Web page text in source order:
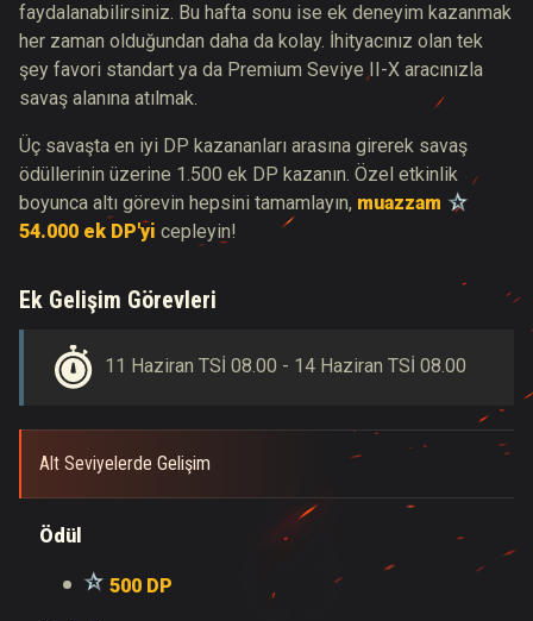
faydalanabilirsiniz. Bu hafta sonu ise ek deneyim kazanmak
her zaman olduğundan daha da kolay. İhityacınız olan tek
şey favori standart ya da Premium Seviye II-X aracınızla
savaş alanına atılmak.
Üç savaşta en iyi DP kazananları arasına girerek savaş
ödüllerinin üzerine 1.500 ek DP kazanın. Özel etkinlik
boyunca altı görevin hepsini tamamlayın, muazzam
54.000 ek DP'yi cepleyin!
Ek Gelişim Görevleri
11 Haziran TSİ 08.00 - 14 Haziran TSİ 08.00
Alt Seviyelerde Gelişim
Ödül
500 DP